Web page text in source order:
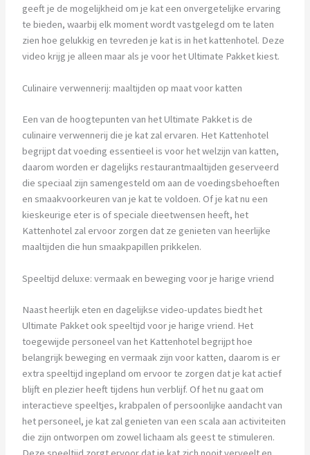
geeft je de mogelijkheid om je kat een onvergetelijke ervaring
te bieden, waarbij elk moment wordt vastgelegd om te laten
zien hoe gelukkig en tevreden je kat is in het kattenhotel. Deze
video krijg je alleen maar als je voor het Ultimate Pakket kiest.
Culinaire verwennerij: maaltijden op maat voor katten
Een van de hoogtepunten van het Ultimate Pakket is de
culinaire verwennerij die je kat zal ervaren. Het Kattenhotel
begrijpt dat voeding essentieel is voor het welzijn van katten,
daarom worden er dagelijks restaurantmaaltijden geserveerd
die speciaal zijn samengesteld om aan de voedingsbehoeften
en smaakvoorkeuren van je kat te voldoen. Of je kat nu een
kieskeurige eter is of speciale dieetwensen heeft, het
Kattenhotel zal ervoor zorgen dat ze genieten van heerlijke
maaltijden die hun smaakpapillen prikkelen.
Speeltijd deluxe: vermaak en beweging voor je harige vriend
Naast heerlijk eten en dagelijkse video-updates biedt het
Ultimate Pakket ook speeltijd voor je harige vriend. Het
toegewijde personeel van het Kattenhotel begrijpt hoe
belangrijk beweging en vermaak zijn voor katten, daarom is er
extra speeltijd ingepland om ervoor te zorgen dat je kat actief
blijft en plezier heeft tijdens hun verblijf. Of het nu gaat om
interactieve speeltjes, krabpalen of persoonlijke aandacht van
het personeel, je kat zal genieten van een scala aan activiteiten
die zijn ontworpen om zowel lichaam als geest te stimuleren.